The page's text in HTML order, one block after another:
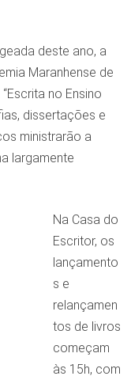
deste ano, a
Maranhense de
no Ensino
dissertações e
ministrarão a
largamente
Na Casa do
Escritor, os
lançamento
s e
relançamen
tos de livros
começam
às 15h, com